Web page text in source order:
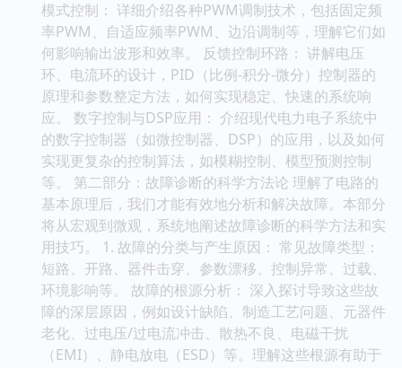
模式控制： 详细介绍各种PWM调制技术，包括固定频
率PWM、自适应频率PWM、边沿调制等，理解它们如
何影响输出波形和效率。 反馈控制环路： 讲解电压
环、电流环的设计，PID（比例-积分-微分）控制器的
原理和参数整定方法，如何实现稳定、快速的系统响
应。 数字控制与DSP应用： 介绍现代电力电子系统中
的数字控制器（如微控制器、DSP）的应用，以及如何
实现更复杂的控制算法，如模糊控制、模型预测控制
等。 第二部分：故障诊断的科学方法论 理解了电路的
基本原理后，我们才能有效地分析和解决故障。本部分
将从宏观到微观，系统地阐述故障诊断的科学方法和实
用技巧。 1. 故障的分类与产生原因： 常见故障类型：
短路、开路、器件击穿、参数漂移、控制异常、过载、
环境影响等。 故障的根源分析： 深入探讨导致这些故
障的深层原因，例如设计缺陷、制造工艺问题、元器件
老化、过电压/过电流冲击、散热不良、电磁干扰
（EMI）、静电放电（ESD）等。理解这些根源有助于